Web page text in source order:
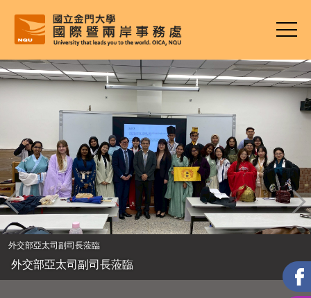
主
要
內
外交部亞太司副司長蒞臨
外交部亞太司副司長蒞臨